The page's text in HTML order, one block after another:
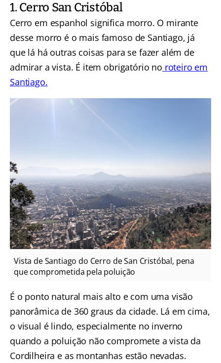
1. Cerro San Cristóbal
Cerro em espanhol significa morro. O mirante
desse morro é o mais famoso de Santiago, já
que lá há outras coisas para se fazer além de
admirar a vista. É item obrigatório no roteiro em
Santiago.
Vista de Santiago do Cerro de San Cristóbal, pena
que comprometida pela poluição
É o ponto natural mais alto e com uma visão
panorâmica de 360 graus da cidade. Lá em cima,
o visual é lindo, especialmente no inverno
quando a poluição não compromete a vista da
Cordilheira e as montanhas estão nevadas.